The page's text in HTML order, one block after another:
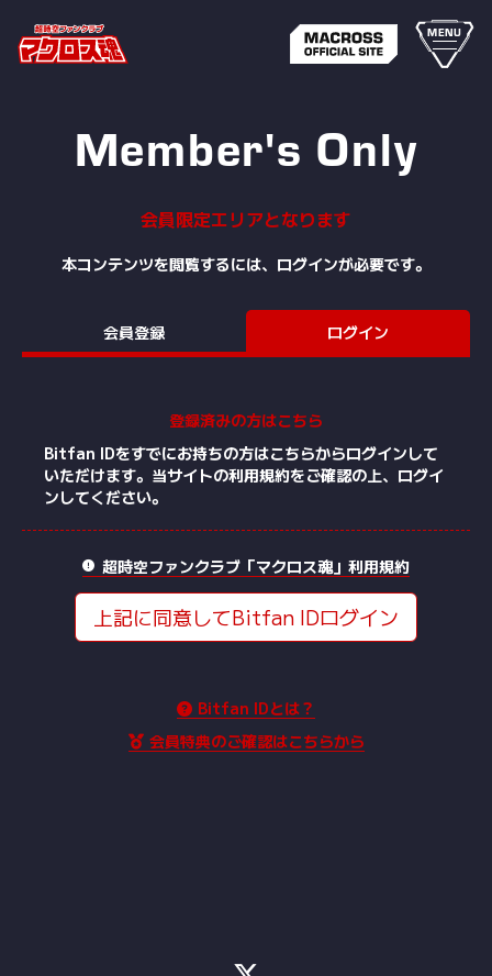
MENU
Member's Only
会員限定エリアとなります
本コンテンツを閲覧するには、ログインが必要です。
会員登録 ログイン
登録済みの方はこちら
Bitfan IDをすでにお持ちの方はこちらからログインして
いただけます。 当サイトの利用規約をご確認の上、ログイ
ンしてください。
超時空ファンクラブ「マクロス魂」利用規約
上記に同意してBitfan IDログイン
Bitfan IDとは？
会員特典のご確認はこちらから